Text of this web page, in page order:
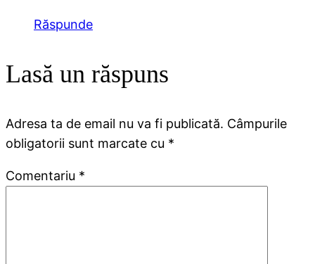
Răspunde
Lasă un răspuns
Adresa ta de email nu va fi publicată. Câmpurile
obligatorii sunt marcate cu *
Comentariu *